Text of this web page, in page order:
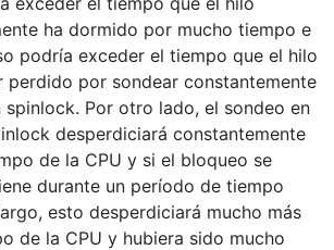
ha dormido por mucho tiempo e
podría exceder el tiempo que el hilo
perdido por sondear constantemente
spinlock. Por otro lado, el sondeo en
desperdiciará constantemente
de la CPU y si el bloqueo se
durante un período de tiempo
esto desperdiciará mucho más
de la CPU y hubiera sido mucho